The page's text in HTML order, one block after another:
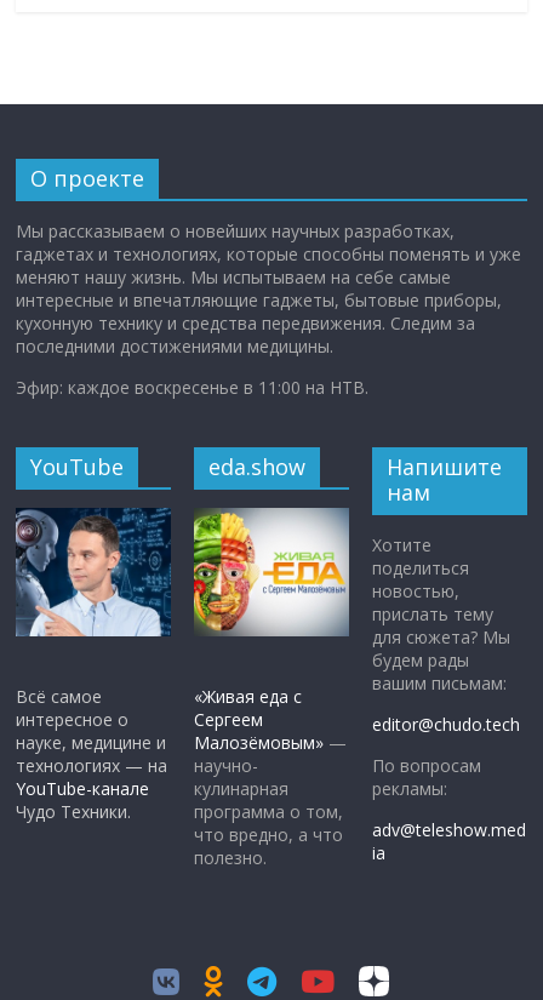
О проекте
Мы рассказываем о новейших научных разработках,
гаджетах и технологиях, которые способны поменять и уже
меняют нашу жизнь. Мы испытываем на себе самые
интересные и впечатляющие гаджеты, бытовые приборы,
кухонную технику и средства передвижения. Следим за
последними достижениями медицины.
Эфир: каждое воскресенье в 11:00 на НТВ.
YouTube
Всё самое
интересное о
науке, медицине и
технологиях — на
YouTube-канале
Чудо Техники.
eda.show
«Живая еда с
Сергеем
Малозёмовым» —
научно-
кулинарная
программа о том,
что вредно, а что
полезно.
Напишите
нам
Хотите
поделиться
новостью,
прислать тему
для сюжета? Мы
будем рады
вашим письмам:
editor@chudo.tech
По вопросам
рекламы:
adv@teleshow.med
ia